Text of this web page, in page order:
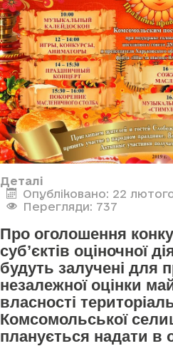
Деталі
Опубліковано: 22
Перегляди: 737
Про оголошення
суб’єктів оціночної
будуть залучені для
незалежної оцінки
власності
Комсомольської
планується надати в